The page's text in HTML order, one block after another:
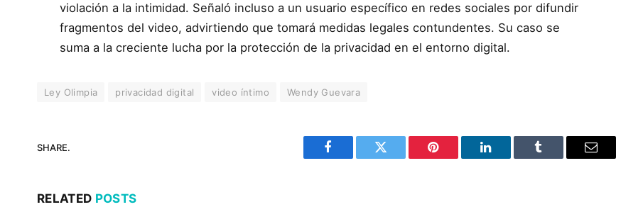
violación a la intimidad. Señaló incluso a un usuario específico en redes sociales por difundir
fragmentos del video, advirtiendo que tomará medidas legales contundentes. Su caso se
suma a la creciente lucha por la protección de la privacidad en el entorno digital.
Ley Olimpia privacidad digital video íntimo Wendy Guevara
SHARE.
Facebook Twitter Pinterest LinkedIn Tumblr Email
RELATED POSTS